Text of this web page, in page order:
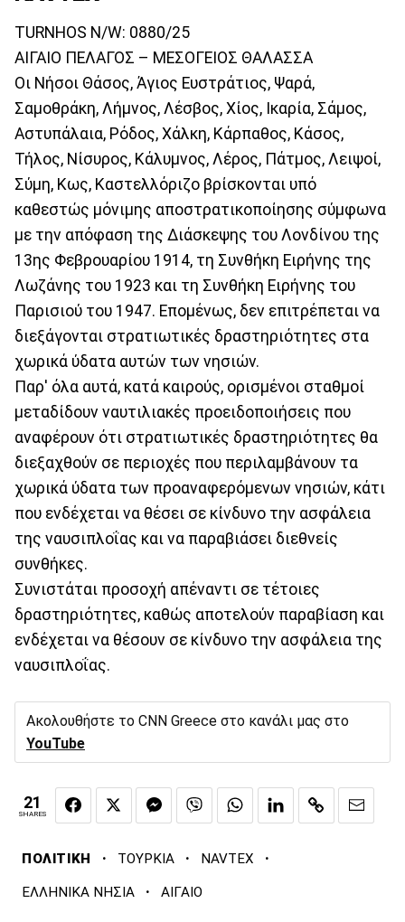
TURNHOS N/W: 0880/25
ΑΙΓΑΙΟ ΠΕΛΑΓΟΣ – ΜΕΣΟΓΕΙΟΣ ΘΑΛΑΣΣΑ
Οι Νήσοι Θάσος, Άγιος Ευστράτιος, Ψαρά,
Σαμοθράκη, Λήμνος, Λέσβος, Χίος, Ικαρία, Σάμος,
Αστυπάλαια, Ρόδος, Χάλκη, Κάρπαθος, Κάσος,
Τήλος, Νίσυρος, Κάλυμνος, Λέρος, Πάτμος, Λειψοί,
Σύμη, Κως, Καστελλόριζο βρίσκονται υπό
καθεστώς μόνιμης αποστρατικοποίησης σύμφωνα
με την απόφαση της Διάσκεψης του Λονδίνου της
13ης Φεβρουαρίου 1914, τη Συνθήκη Ειρήνης της
Λωζάνης του 1923 και τη Συνθήκη Ειρήνης του
Παρισιού του 1947. Επομένως, δεν επιτρέπεται να
διεξάγονται στρατιωτικές δραστηριότητες στα
χωρικά ύδατα αυτών των νησιών.
Παρ' όλα αυτά, κατά καιρούς, ορισμένοι σταθμοί
μεταδίδουν ναυτιλιακές προειδοποιήσεις που
αναφέρουν ότι στρατιωτικές δραστηριότητες θα
διεξαχθούν σε περιοχές που περιλαμβάνουν τα
χωρικά ύδατα των προαναφερόμενων νησιών, κάτι
που ενδέχεται να θέσει σε κίνδυνο την ασφάλεια
της ναυσιπλοΐας και να παραβιάσει διεθνείς
συνθήκες.
Συνιστάται προσοχή απέναντι σε τέτοιες
δραστηριότητες, καθώς αποτελούν παραβίαση και
ενδέχεται να θέσουν σε κίνδυνο την ασφάλεια της
ναυσιπλοΐας.
Ακολουθήστε το CNN Greece στο κανάλι μας στο
YouTube
21
SHARES
ΠΟΛΙΤΙΚΗ · ΤΟΥΡΚΙΑ · NAVTEX ·
ΕΛΛΗΝΙΚΑ ΝΗΣΙΑ · ΑΙΓΑΙΟ